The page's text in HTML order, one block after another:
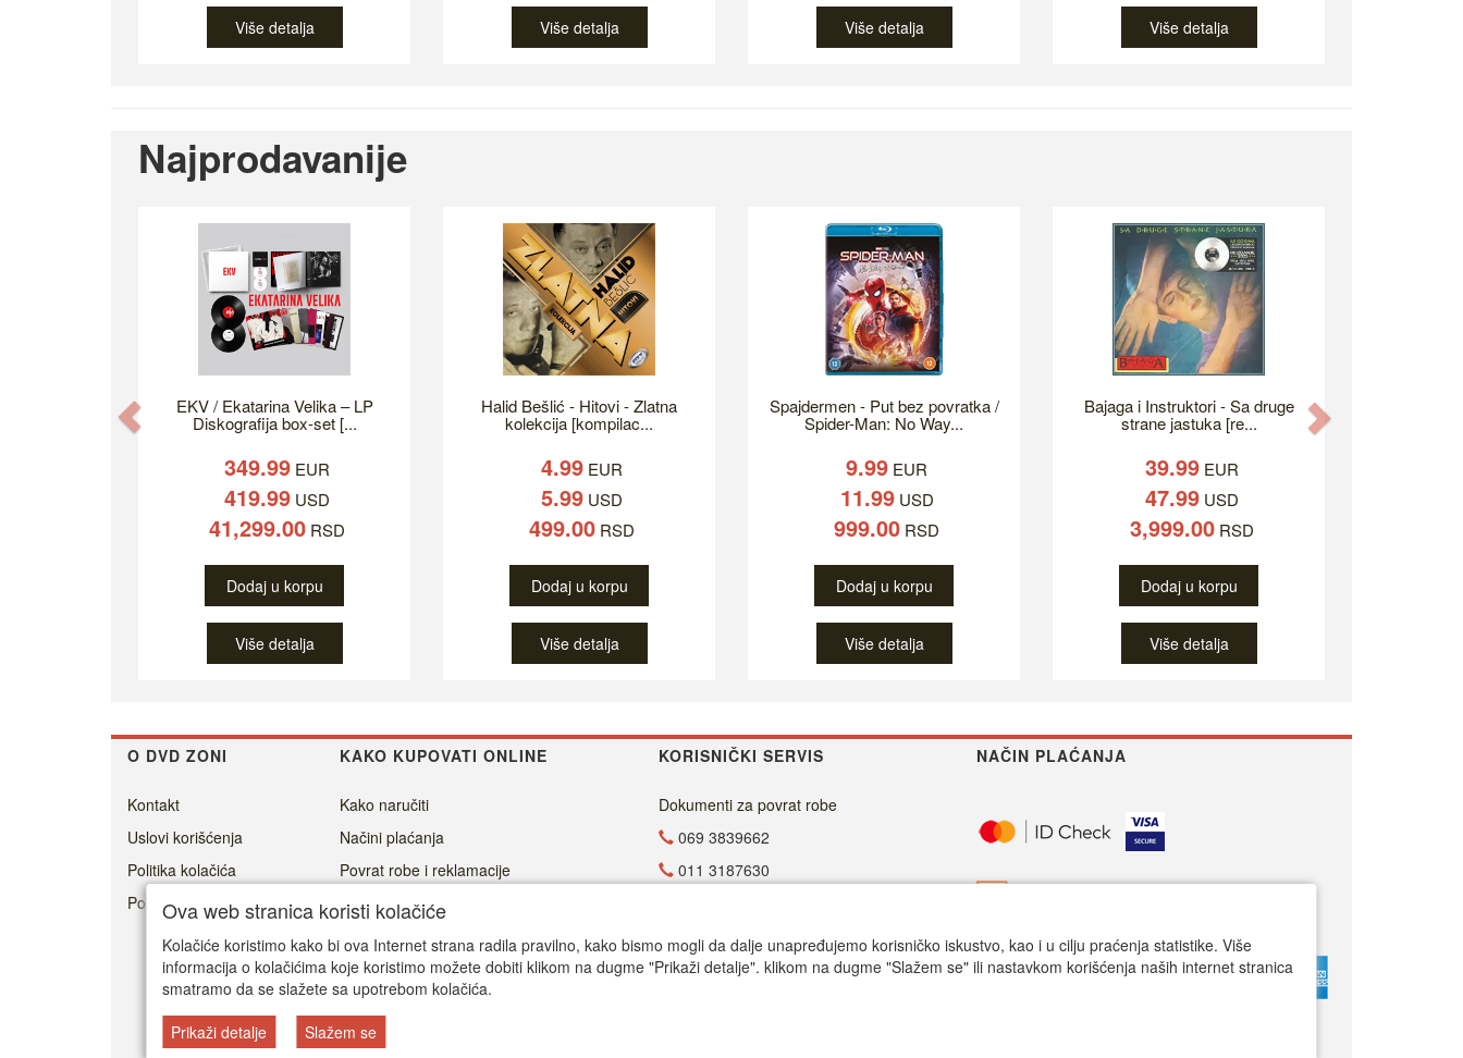
Više detalja Više detalja Više detalja Više detalja
Najprodavanije
EKV / Ekatarina Velika – LP
Diskografija box-set [...
349.99 EUR
419.99 USD
41,299.00 RSD
Dodaj u korpu
Više detalja
Halid Bešlić - Hitovi - Zlatna
kolekcija [kompilac...
4.99 EUR
5.99 USD
499.00 RSD
Dodaj u korpu
Više detalja
Spajdermen - Put bez povratka /
Spider-Man: No Way...
9.99 EUR
11.99USD
999.00 RSD
Dodaj u korpu
Više detalja
Bajaga i Instruktori - Sa druge
strane jastuka [re...
39.99EUR
47.99USD
3,999.00RSD
Dodaj u korpu
Više detalja
Previous
O DVD ZONI KAKO KUPOVATI ONLINE KORISNIČKI SERVIS NAČIN PLAĆANJA
Kontakt
Uslovi korišćenja
Politika kolačića
Politika privatnosti
Kako naručiti
Načini plaćanja
Povrat robe i reklamacije
Cenovnik dostave
Isporuka
Dokumenti za povrat robe
069 3839662
011 3187630
office@dvdzona.co.rs
Radno vreme
Ova web stranica koristi kolačiće
Kolačiće koristimo kako bi ova Internet strana radila pravilno, kako bismo mogli da dalje unapređujemo korisničko iskustvo, kao i u cilju praćenja statistike. Više
informacija o kolačićima koje koristimo možete dobiti klikom na dugme "Prikaži detalje". klikom na dugme "Slažem se" ili nastavkom korišćenja naših internet stranica
smatramo da se slažete sa upotrebom kolačića.
Prikaži detalje
Slažem se